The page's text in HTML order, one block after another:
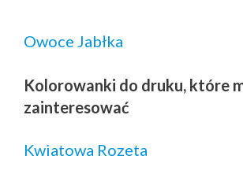
Owoce Jabłka
Kolorowanki do druku, które
zainteresować
Kwiatowa Rozeta